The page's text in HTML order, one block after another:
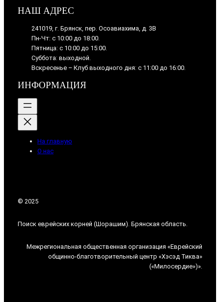
НАШ АДРЕС
241019, г. Брянск, пер. Осоавиахима, д. 3В
Пн-Чт: с 10:00 до 18:00.
Пятница: с 10:00 до 15:00.
Суббота: выходной.
Вскресенье – Клуб выходного дня: с 11:00 до 16:00.
ИНФОРМАЦИЯ
На главную
О нас
© 2025
Поиск еврейских корней (Шорашим). Брянская область.
Межрегиональная общественная организация «Еврейский
общинно-благотворительный центр «Хэсэд Тиква»
(«Милосердие»)».